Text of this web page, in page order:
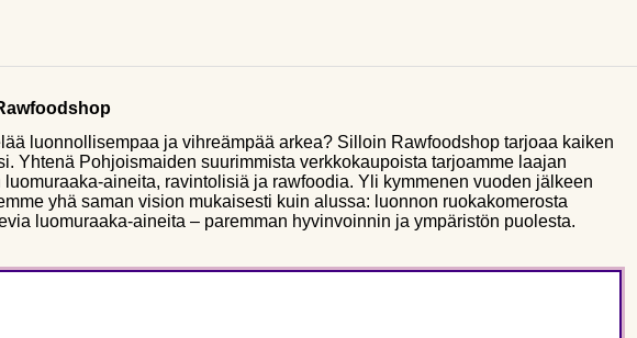
luonnollisempaa ja vihreämpää arkea? Silloin Rawfoodshop tarjoaa kaiken
Yhtenä Pohjoismaiden suurimmista verkkokaupoista tarjoamme laajan
aineita, ravintolisiä ja rawfoodia. Yli kymmenen vuoden jälkeen
yhä saman vision mukaisesti kuin alussa: luonnon ruokakomerosta
luomuraaka-aineita – paremman hyvinvoinnin ja ympäristön puolesta.